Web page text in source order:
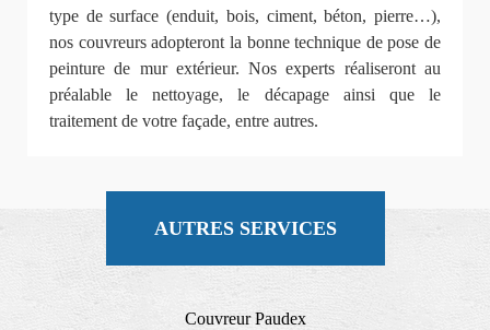
type de surface (enduit, bois, ciment, béton, pierre…),
nos couvreurs adopteront la bonne technique de pose de
peinture de mur extérieur. Nos experts réaliseront au
préalable le nettoyage, le décapage ainsi que le
traitement de votre façade, entre autres.
AUTRES SERVICES
Couvreur Paudex